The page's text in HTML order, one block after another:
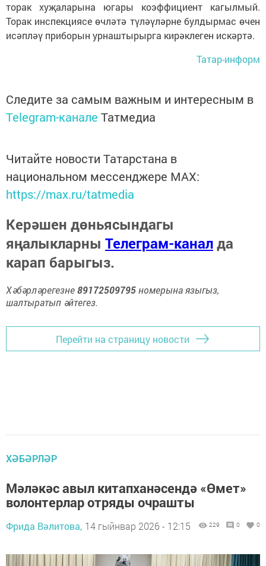
торак хуҗаларына югары коэффициент кагылмый.
Торак инспекциясе өчләтә түләүләрне булдырмас өчен
исәпләү приборын урнаштырырга кирәклеген искәртә.
Татар-информ
Следите за самым важным и интересным в
Telegram-канале Татмедиа
Читайте новости Татарстана в
национальном мессенджере MАХ:
https://max.ru/tatmedia
Керәшен дөньясындагы
яңалыкларны Телеграм-каналда
карап барыгыз.
Хәбәрләрегезне89172509795номерына языгыз,
шалтыратып әйтегез.
Перейти на страницу новости
ХӘБӘРЛӘР
Мәләкәс авыл китапханәсендә «Өмет»
волонтерлар отряды очрашты
Фрида Вәлитова, 14 гыйнвар 2026 - 12:15 229 0 0